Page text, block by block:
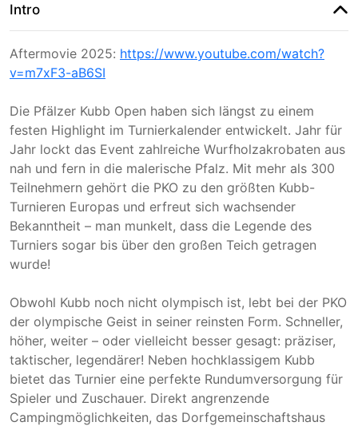
Intro
Aftermovie 2025: https://www.youtube.com/watch?
v=m7xF3-aB6SI
Die Pfälzer Kubb Open haben sich längst zu einem
festen Highlight im Turnierkalender entwickelt. Jahr für
Jahr lockt das Event zahlreiche Wurfholzakrobaten aus
nah und fern in die malerische Pfalz. Mit mehr als 300
Teilnehmern gehört die PKO zu den größten Kubb-
Turnieren Europas und erfreut sich wachsender
Bekanntheit – man munkelt, dass die Legende des
Turniers sogar bis über den großen Teich getragen
wurde!
Obwohl Kubb noch nicht olympisch ist, lebt bei der PKO
der olympische Geist in seiner reinsten Form. Schneller,
höher, weiter – oder vielleicht besser gesagt: präziser,
taktischer, legendärer! Neben hochklassigem Kubb
bietet das Turnier eine perfekte Rundumversorgung für
Spieler und Zuschauer. Direkt angrenzende
Campingmöglichkeiten, das Dorfgemeinschaftshaus